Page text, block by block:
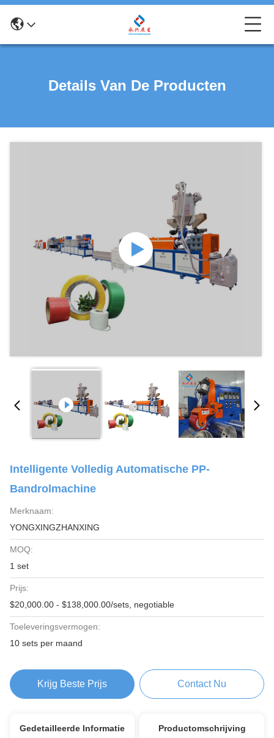
Details Van De Producten
Intelligente Volledig Automatische PP-
Bandrolmachine
Merknaam:
YONGXINGZHANXING
MOQ:
1 set
Prijs:
$20,000.00 - $138,000.00/sets, negotiable
Toeleveringsvermogen:
10 sets per maand
Krijg Beste Prijs Contact Nu
Gedetailleerde Informatie Productomschrijving